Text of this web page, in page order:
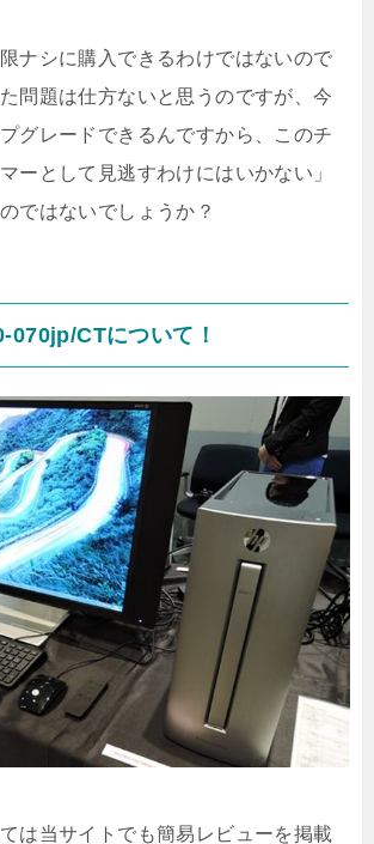
ナシに購入できるわけではないので
問題は仕方ないと思うのですが、今
グレードできるんですから、このチ
ーとして見逃すわけにはいかない」
ではないでしょうか？
070jp/CTについて！
は当サイトでも簡易レビューを掲載